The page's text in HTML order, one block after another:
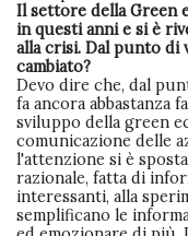
Il settore della Green
in questi anni e si è
alla crisi. Dal punto di
cambiato?
Devo dire che, dal
fa ancora abbastanza
sviluppo della green
comunicazione delle
l'attenzione si è
razionale, fatta di
interessanti, alla
semplificano le